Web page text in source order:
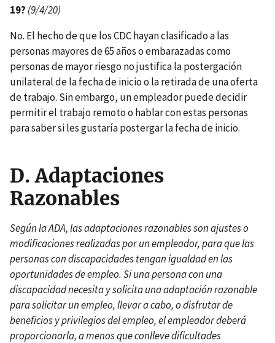
19? (9/4/20)
No. El hecho de que los CDC hayan clasificado a las
personas mayores de 65 años o embarazadas como
personas de mayor riesgo no justifica la postergación
unilateral de la fecha de inicio o la retirada de una oferta
de trabajo. Sin embargo, un empleador puede decidir
permitir el trabajo remoto o hablar con estas personas
para saber si les gustaría postergar la fecha de inicio.
D.Adaptaciones
Razonables
Según la ADA, las adaptaciones razonables son ajustes o
modificaciones realizadas por un empleador, para que las
personas con discapacidades tengan igualdad en las
oportunidades de empleo. Si una persona con una
discapacidad necesita y solicita una adaptación razonable
para solicitar un empleo, llevar a cabo, o disfrutar de
beneficios y privilegios del empleo, el empleador deberá
proporcionarla, a menos que conlleve dificultades